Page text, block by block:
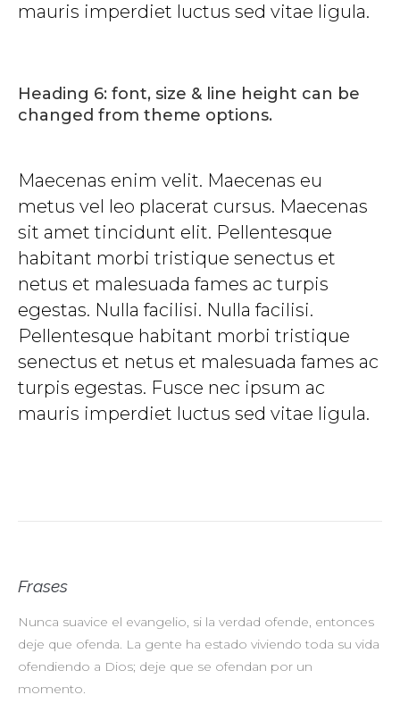
mauris imperdiet luctus sed vitae ligula.
Heading 6: font, size & line height can be
changed from theme options.
Maecenas enim velit. Maecenas eu
metus vel leo placerat cursus. Maecenas
sit amet tincidunt elit. Pellentesque
habitant morbi tristique senectus et
netus et malesuada fames ac turpis
egestas. Nulla facilisi. Nulla facilisi.
Pellentesque habitant morbi tristique
senectus et netus et malesuada fames ac
turpis egestas. Fusce nec ipsum ac
mauris imperdiet luctus sed vitae ligula.
Frases
Nunca suavice el evangelio, si la verdad ofende, entonces
deje que ofenda. La gente ha estado viviendo toda su vida
ofendiendo a Dios; deje que se ofendan por un
momento.